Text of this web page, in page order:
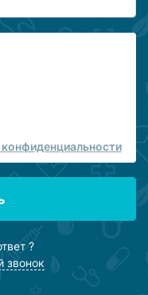
конфиденциальности
?
звонок